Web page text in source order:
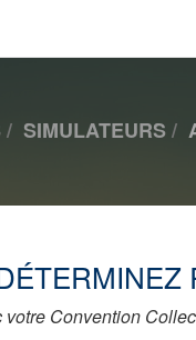
SIMULATEURS
Convention